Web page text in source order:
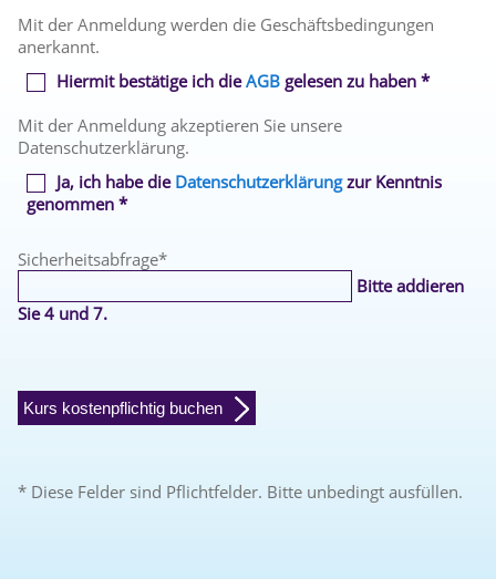
Mit der Anmeldung werden die Geschäftsbedingungen
anerkannt.
Hiermit bestätige ich dieAGB gelesen zu haben *
Mit der Anmeldung akzeptieren Sie unsere
Datenschutzerklärung.
Ja, ich habe die Datenschutzerklärungzur Kenntnis
genommen *
Sicherheitsabfrage*
Bitte addieren
Sie 4 und 7.
Kurs kostenpflichtig buchen
* Diese Felder sind Pflichtfelder. Bitte unbedingt ausfüllen.